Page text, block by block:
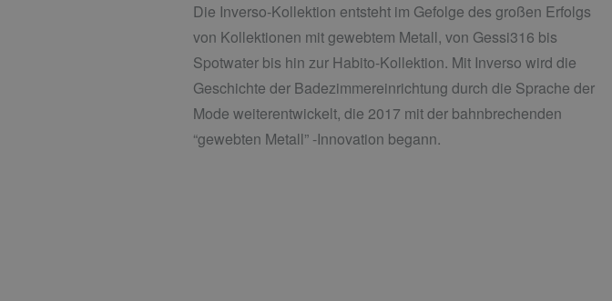
Die Inverso-Kollektion entsteht im Gefolge des großen Erfolgs
von Kollektionen mit gewebtem Metall, von Gessi316 bis
Spotwater bis hin zur Habito-Kollektion. Mit Inverso wird die
Geschichte der Badezimmereinrichtung durch die Sprache der
Mode weiterentwickelt, die 2017 mit der bahnbrechenden
“gewebten Metall” -Innovation begann.